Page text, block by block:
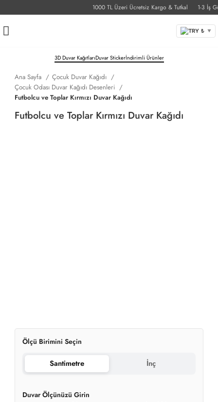
1000 TL Üzeri Ücretsiz Kargo & Tutkal 1-3 İş
TRY ₺ ▼
3D Duvar KağıtlarıDuvar Stickerİndirimli Ürünler
Ana Sayfa
Çocuk Duvar Kağıdı
Çocuk Odası Duvar Kağıdı Desenleri
Futbolcu ve Toplar Kırmızı Duvar Kağıdı
Futbolcu ve Toplar Kırmızı Duvar Kağıdı
Ölçü Birimini Seçin
Santimetre İnç
Duvar Ölçünüzü Girin